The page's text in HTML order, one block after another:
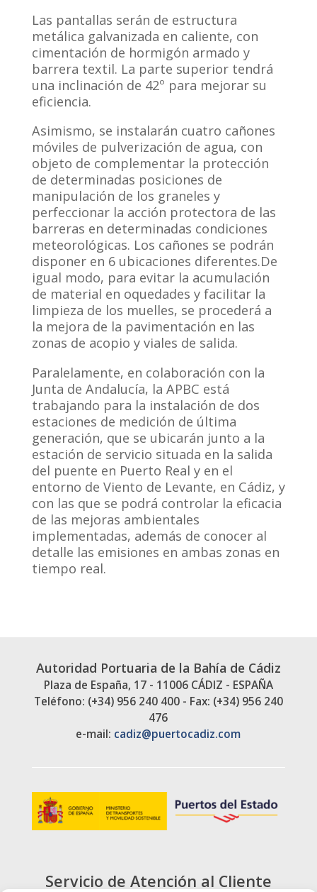
Las pantallas serán de estructura
metálica galvanizada en caliente, con
cimentación de hormigón armado y
barrera textil. La parte superior tendrá
una inclinación de 42º para mejorar su
eficiencia.
Asimismo, se instalarán cuatro cañones
móviles de pulverización de agua, con
objeto de complementar la protección
de determinadas posiciones de
manipulación de los graneles y
perfeccionar la acción protectora de las
barreras en determinadas condiciones
meteorológicas. Los cañones se podrán
disponer en 6 ubicaciones diferentes.De
igual modo, para evitar la acumulación
de material en oquedades y facilitar la
limpieza de los muelles, se procederá a
la mejora de la pavimentación en las
zonas de acopio y viales de salida.
Paralelamente, en colaboración con la
Junta de Andalucía, la APBC está
trabajando para la instalación de dos
estaciones de medición de última
generación, que se ubicarán junto a la
estación de servicio situada en la salida
del puente en Puerto Real y en el
entorno de Viento de Levante, en Cádiz, y
con las que se podrá controlar la eficacia
de las mejoras ambientales
implementadas, además de conocer al
detalle las emisiones en ambas zonas en
tiempo real.
Autoridad Portuaria de la Bahía de Cádiz
Plaza de España, 17 - 11006 CÁDIZ - ESPAÑA
Teléfono: (+34) 956 240 400 - Fax: (+34) 956 240
476
e-mail: cadiz@puertocadiz.com
Servicio de Atención al Cliente